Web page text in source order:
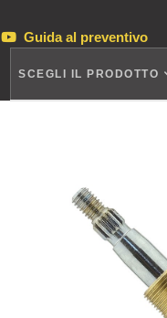
Guida al preventivo
SCEGLI IL PRODOTTO